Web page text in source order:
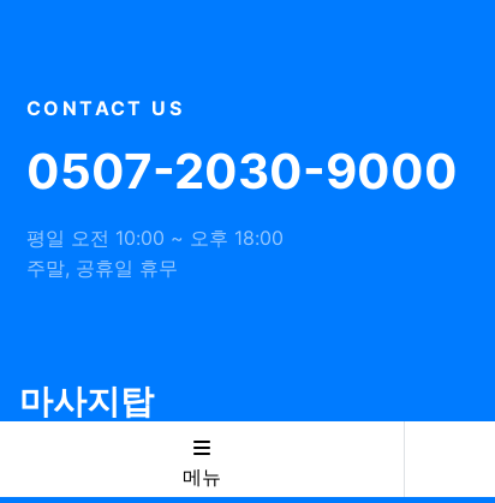
CONTACT US
0507-2030-9000
평일 오전 10:00 ~ 오후 18:00
주말, 공휴일 휴무
마사지탑
메뉴